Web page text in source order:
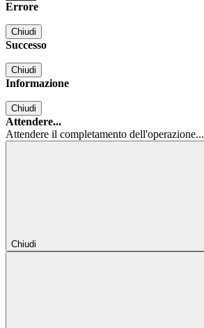
Errore
Chiudi
Successo
Chiudi
Informazione
Chiudi
Attendere...
Attendere il completamento dell'operazione...
Chiudi